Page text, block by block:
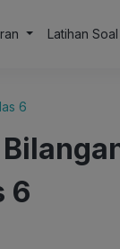
Latihan Soal
6
6